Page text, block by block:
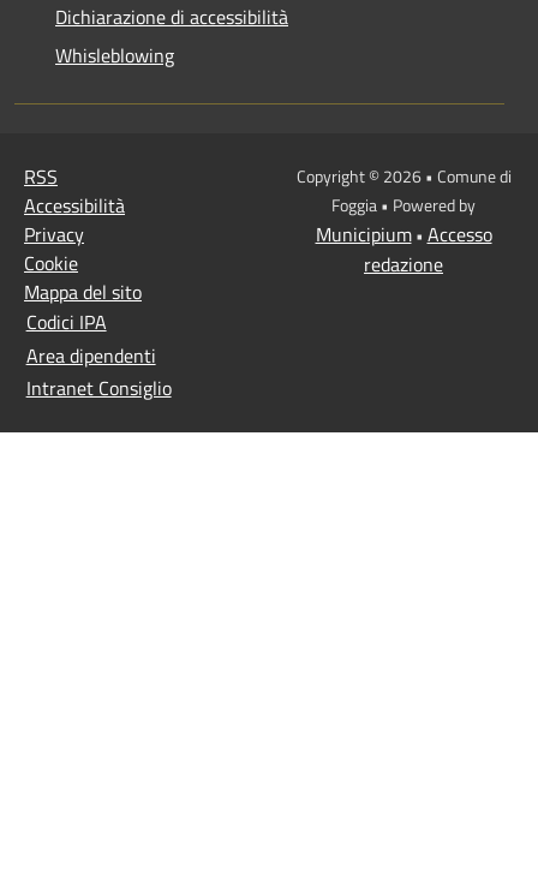
Dichiarazione di accessibilità
Whisleblowing
RSS
Accessibilità
Privacy
Cookie
Mappa del sito
Codici IPA
Area dipendenti
Intranet Consiglio
Copyright © 2026 • Comune di
Foggia • Powered by
Municipium• Accesso
redazione